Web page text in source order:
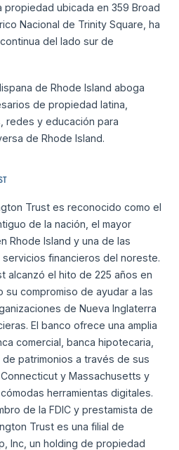
ubicada en 359 Broad
Nacional de Trinity Square, ha
del lado sur de
de Rhode Island aboga
de propiedad latina,
redes y educación para
de Rhode Island.
Trust es reconocido como el
de la nación, el mayor
Rhode Island y una de las
financieros del noreste.
alcanzó el hito de 225 años en
su compromiso de ayudar a las
de Nueva Inglaterra
El banco ofrece una amplia
comercial, banca hipotecaria,
patrimonios a través de sus
y Massachusetts y
herramientas digitales.
de la FDIC y prestamista de
Trust es una filial de
Inc, un holding de propiedad